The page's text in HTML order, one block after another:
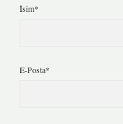
İsim*
E-Posta*